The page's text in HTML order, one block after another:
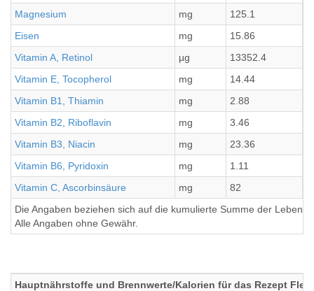
Magnesium
mg 125.1
Eisen
mg 15.86
Vitamin A, Retinol
µg 13352.4
Vitamin E, Tocopherol
mg 14.44
Vitamin B1, Thiamin
mg 2.88
Vitamin B2, Riboflavin
mg 3.46
Vitamin B3, Niacin
mg 23.36
Vitamin B6, Pyridoxin
mg 1.11
Vitamin C, Ascorbinsäure
mg 82
Die Angaben beziehen sich auf die kumulierte Summe der
Alle Angaben ohne Gewähr.
Hauptnährstoffe und Brennwerte/Kalorien für das Rezept